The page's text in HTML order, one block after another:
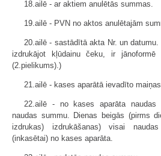
18.ailē - ar aktiem anulētās summas.
19.ailē - PVN no aktos anulētajām
20.ailē - sastādītā akta Nr. un
izdrukājot kļūdainu čeku, ir
(2.pielikums).)
21.ailē - kases aparātā ievadīto
22.ailē - no kases aparāta naudas
naudas summu. Dienas beigās (pirms
izdrukas) izdrukāšanas) visai
(inkasētai) no kases aparāta.